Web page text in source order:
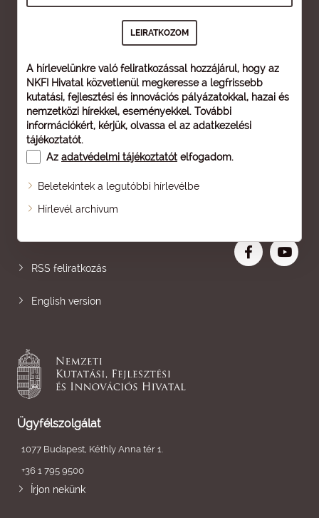
A hírlevelünkre való feliratkozással hozzájárul, hogy az
NKFI Hivatal közvetlenül megkeresse a legfrissebb
kutatási, fejlesztési és innovációs pályázatokkal, hazai és
nemzetközi hírekkel, eseményekkel. További
információkért, kérjük, olvassa el az adatkezelési
tájékoztatót.
Az adatvédelmi tájékoztatót elfogadom.
Beletekintek a legutóbbi hírlevélbe
Hírlevél archívum
Oldaltérkép
RSS feliratkozás
English version
Ügyfélszolgálat
1077 Budapest, Kéthly Anna tér 1.
+36 1 795 9500
Írjon nekünk